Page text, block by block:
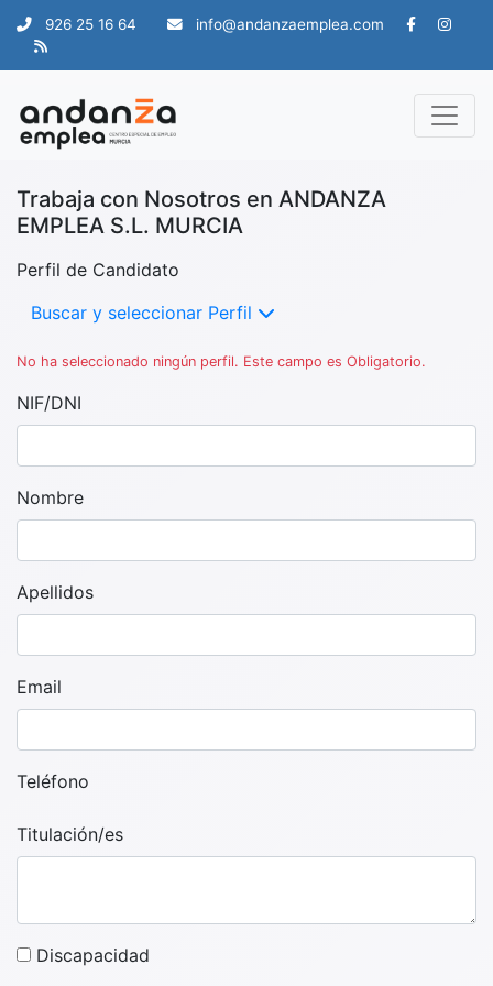
926 25 16 64 info@andanzaemplea.com
Trabaja con Nosotros en ANDANZA
EMPLEA S.L. MURCIA
Perfil de Candidato
Buscar y seleccionar Perfil
No ha seleccionado ningún perfil. Este campo es Obligatorio.
NIF/DNI
Nombre
Apellidos
Email
Teléfono
Titulación/es
Discapacidad